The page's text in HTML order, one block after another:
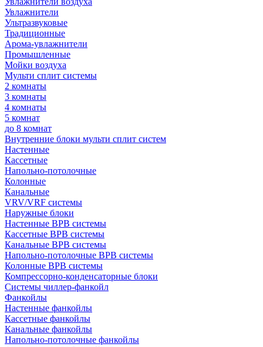
Увлажнители
Ультразвуковые
Традиционные
Арома-увлажнители
Промышленные
Мойки воздуха
Мульти сплит системы
2 комнаты
3 комнаты
4 комнаты
5 комнат
до 8 комнат
Внутренние блоки мульти сплит систем
Настенные
Кассетные
Напольно-потолочные
Колонные
Канальные
VRV/VRF системы
Наружные блоки
Настенные ВРВ системы
Кассетные ВРВ системы
Канальные ВРВ системы
Напольно-потолочные ВРВ системы
Колонные ВРВ системы
Компрессорно-конденсаторные блоки
Системы чиллер-фанкойл
Фанкойлы
Настенные фанкойлы
Кассетные фанкойлы
Канальные фанкойлы
Напольно-потолочные фанкойлы